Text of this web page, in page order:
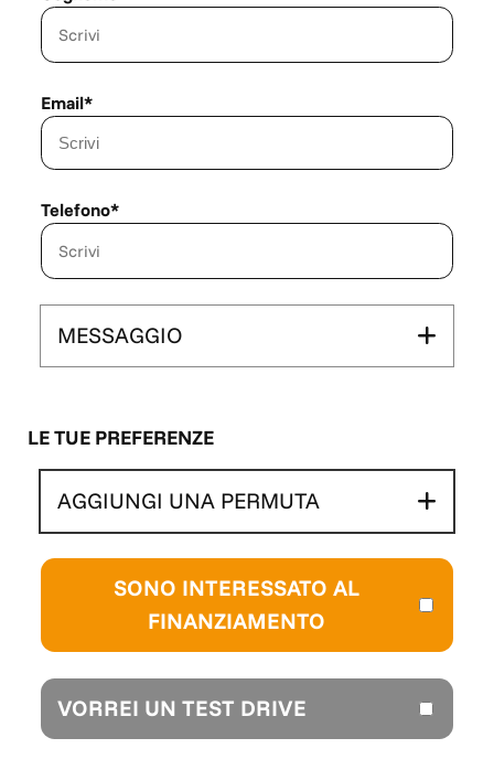
Email*
Telefono*
MESSAGGIO
LE TUE PREFERENZE
AGGIUNGI UNA PERMUTA
SONO INTERESSATO AL
FINANZIAMENTO
VORREI UN TEST DRIVE